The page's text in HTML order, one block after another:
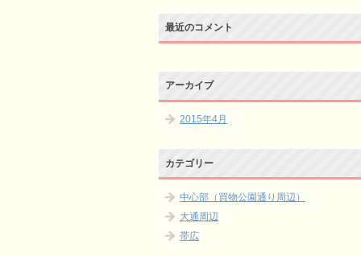
最近のコメント
アーカイブ
2015年4月
カテゴリー
中心部（買物公園通り周辺）
大通周辺
帯広